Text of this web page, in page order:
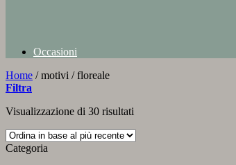
Occasioni
Home /motivi /floreale
Filtra
Visualizzazione di 30 risultati
Categoria